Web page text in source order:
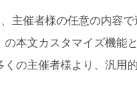
主催者様の任意の内容
本文カスタマイズ機能
の主催者様より、汎用